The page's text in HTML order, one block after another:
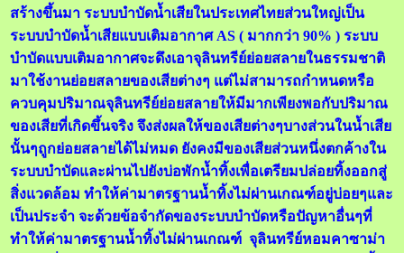
สร้างขึ้นมา ระบบบำบัดน้ำเสียในประเทศไทยส่วนใหญ่เป็น
ระบบบำบัดน้ำเสียแบบเติมอากาศ AS ( มากกว่า 90% ) ระบบ
บำบัดแบบเติมอากาศจะดึงเอาจุลินทรีย์ย่อยสลายในธรรมชาติ
มาใช้งานย่อยสลายของเสียต่างๆ แต่ไม่สามารถกำหนดหรือ
ควบคุมปริมาณจุลินทรีย์ย่อยสลายให้มีมากเพียงพอกับปริมาณ
ของเสียที่เกิดขึ้นจริง จึงส่งผลให้ของเสียต่างๆบางส่วนในน้ำเสีย
นั้นๆถูกย่อยสลายได้ไม่หมด ยังคงมีของเสียส่วนหนึ่งตกค้างใน
ระบบบำบัดและผ่านไปยังบ่อพักน้ำทิ้งเพื่อเตรียมปล่อยทิ้งออกสู่
สิ่งแวดล้อม ทำให้ค่ามาตรฐานน้ำทิ้งไม่ผ่านเกณฑ์อยู่บ่อยๆและ
เป็นประจำ จะด้วยข้อจำกัดของระบบบำบัดหรือปัญหาอื่นๆที่
ทำให้ค่ามาตรฐานน้ำทิ้งไม่ผ่านเกณฑ์ จุลินทรีย์หอมคาซาม่า